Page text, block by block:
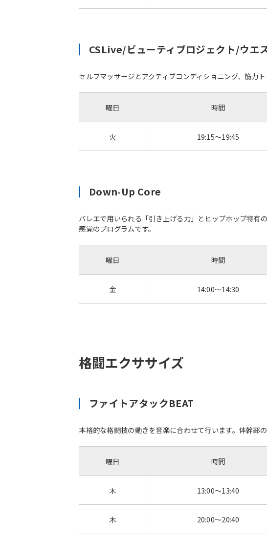
CSLive/ビューティプロジェクト/ウエ
セルフマッサージとアクティブコンディショニング、筋力
曜日
火
時間
19:15～19:45
Down-Up Core
バレエで用いられる「引き上げる力」とヒップホップ特
感覚のプログラムです。
曜日
金
時間
14:00～14:30
格闘エクササイズ
ファイトアタックBEAT
本格的な格闘技の動きを音楽に合わせて行います。体幹部
曜日
木
時間
13:00～13:40
木 20:00～20:40